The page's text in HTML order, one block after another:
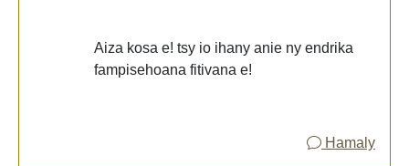
Aiza kosa e! tsy io ihany anie ny endrika
fampisehoana fitivana e!
Hamaly